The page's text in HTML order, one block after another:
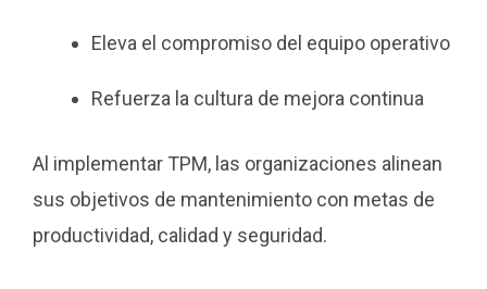
Eleva el compromiso del equipo operativo
Refuerza la cultura de mejora continua
Al implementar TPM, las organizaciones alinean
sus objetivos de mantenimiento con metas de
productividad, calidad y seguridad.